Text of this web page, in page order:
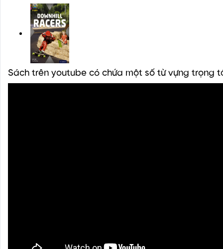
Sách trên youtube có chứa một số từ vựng trọng